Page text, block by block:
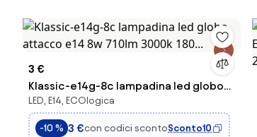
3 €
Klassic-e14g-8c lampadina led globo
attacco e14 8w 710lm 3000k 180...
LED, E14, ECOlogica
-10 % 3 €con codici scontoSconto10